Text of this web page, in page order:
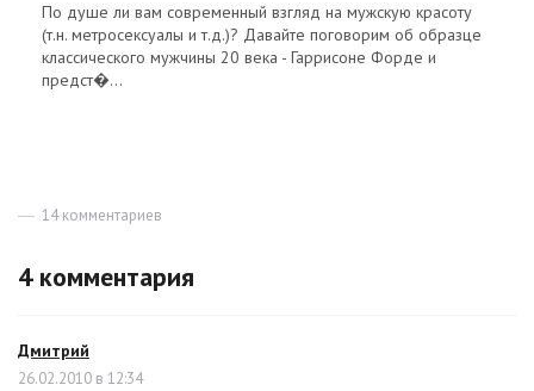
По душе ли вам современный взгляд на мужскую красоту
(т.н. метросексуалы и т.д.)? Давайте поговорим об образце
классического мужчины 20 века - Гаррисоне Форде и
предст�...
14 комментариев
мне
4 комментария
Дмитрий
26.02.2010 в 12:34